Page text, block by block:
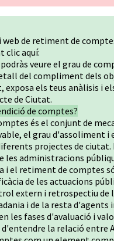
de retiment de
clicaquí:
veure el grau de
del compliment dels
exposa els teus anàlisis i
de Ciutat.
de comptes?
és el conjunt de
el grau d'assoliment
projectes de
les administracions
i el retiment de comptes
de les actuacions
extern i retrospectiu
i de la resta
les fases d'avaluació i
d'entendre la relació